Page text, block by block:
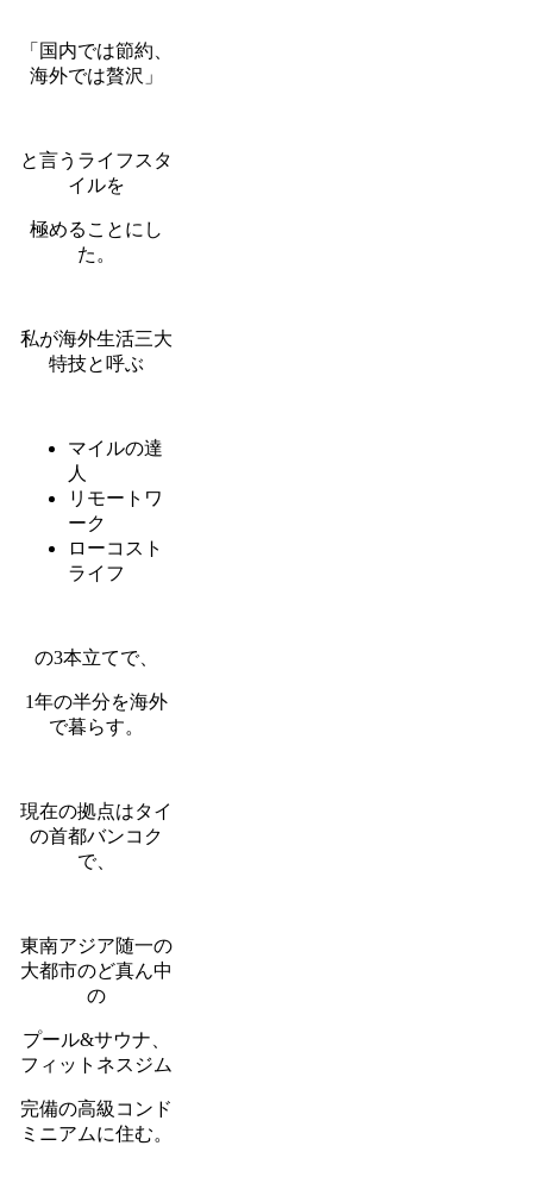
「国内では節約、
海外では贅沢」
と言うライフスタ
イルを
極めることにし
た。
私が海外生活三大
特技と呼ぶ
マイルの達
人
リモートワ
ーク
ローコスト
ライフ
の3本立てで、
1年の半分を海外
で暮らす。
現在の拠点はタイ
の首都バンコク
で、
東南アジア随一の
大都市のど真ん中
の
プール&サウナ、
フィットネスジム
完備の高級コンド
ミニアムに住む。